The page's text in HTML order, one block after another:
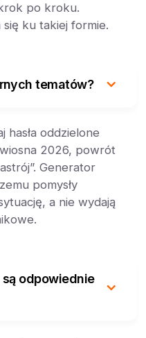
po kroku.
się ku takiej formie.
tematów?
hasła oddzielone
2026, powrót
Generator
pomysły
a nie wydają
odpowiednie